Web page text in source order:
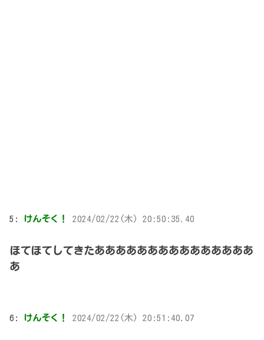
5: けんそく！ 2024/02/22(木) 20:50:35.40
ほてほてしてきたあああああああああああああああ
あ
6: けんそく！ 2024/02/22(木) 20:51:40.07